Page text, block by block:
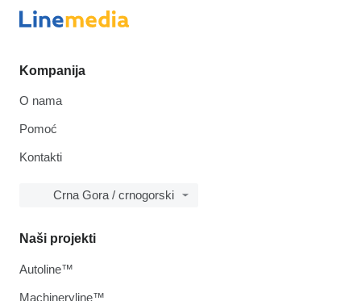
Kompanija
O nama
Pomoć
Kontakti
Crna Gora / crnogorski
Naši projekti
Autoline™
Machineryline™